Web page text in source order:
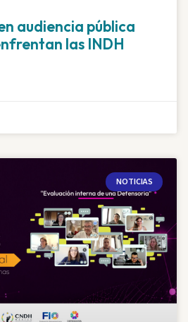
audiencia pública
las INDH
NOTICIAS